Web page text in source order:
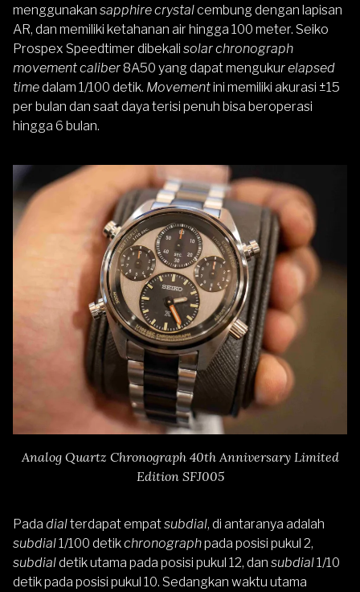
menggunakan sapphire crystalcembung dengan lapisan
AR, dan memiliki ketahanan air hingga 100 meter. Seiko
Prospex Speedtimer dibekali solar chronograph
movement caliber8A50 yang dapat mengukur elapsed
timedalam 1/100 detik. Movementini memiliki akurasi ±15
per bulan dan saat daya terisi penuh bisa beroperasi
hingga 6 bulan.
Analog Quartz Chronograph 40th Anniversary Limited
Edition SFJ005
Pada dialterdapat empatsubdial, di antaranya adalah
subdial1/100 detikchronographpada posisi pukul 2,
subdialdetik utama pada posisi pukul 12, dan subdial1/10
detik pada posisi pukul 10. Sedangkan waktu utama